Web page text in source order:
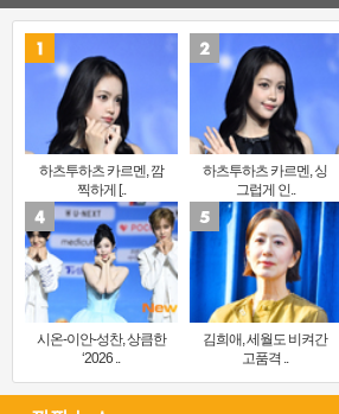
하츠투하츠 카르멘, 깜
찍하게 [..
하츠투하츠 카르멘, 싱
그럽게 인..
시온-이안-성찬, 상큼한
‘2026 ..
김희애, 세월도 비켜간
고품격 ..